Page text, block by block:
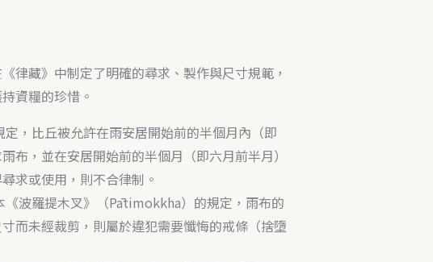
律藏》中制定了明確的尋求、製作與尺寸規範，
資糧的珍惜。
定，比丘被允許在雨安居開始前的半個月內（即
布，並在安居開始前的半個月（即六月前半月）
求或使用，則不合律制。
《波羅提木叉》（Pātimokkha）的規定，雨布的
而未經裁剪，則屬於違犯需要懺悔的戒條（捨墮